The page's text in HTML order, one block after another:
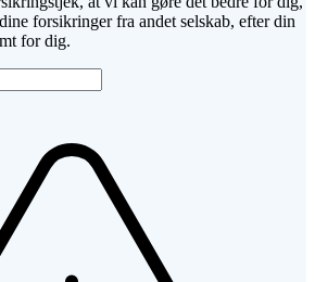
forsikringer fra andet selskab, efter din
for dig.